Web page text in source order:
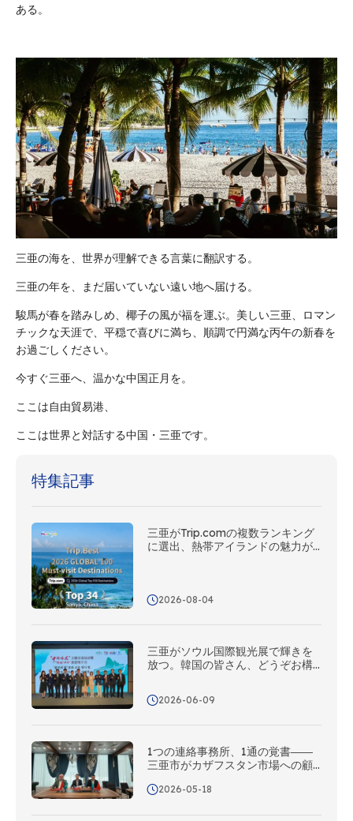
ある。
三亜の海を、世界が理解できる言葉に翻訳する。
三亜の年を、まだ届いていない遠い地へ届ける。
駿馬が春を踏みしめ、椰子の風が福を運ぶ。美しい三亜、ロマン
チックな天涯で、平穏で喜びに満ち、順調で円満な丙午の新春を
お過ごしください。
今すぐ三亜へ、温かな中国正月を。
ここは自由貿易港、
ここは世界と対話する中国・三亜です。
特集記事
三亜がTrip.comの複数ランキング
に選出、熱帯アイランドの魅力が
2026-08-04
三亜がソウル国際観光展で輝きを
放つ。韓国の皆さん、どうぞお構
へ誘います！
2026-06-09
1つの連絡事務所、1通の覚書――
三亜市がカザフスタン市場への顧
けるマーケティング・プロモーシ
2026-05-18